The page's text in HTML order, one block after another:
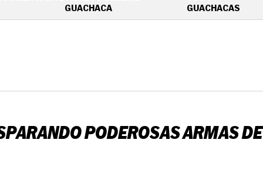
GUACHACAOPENS IN NEW WINDOWGUACHACAS
PODEROSAS ARMAS DE